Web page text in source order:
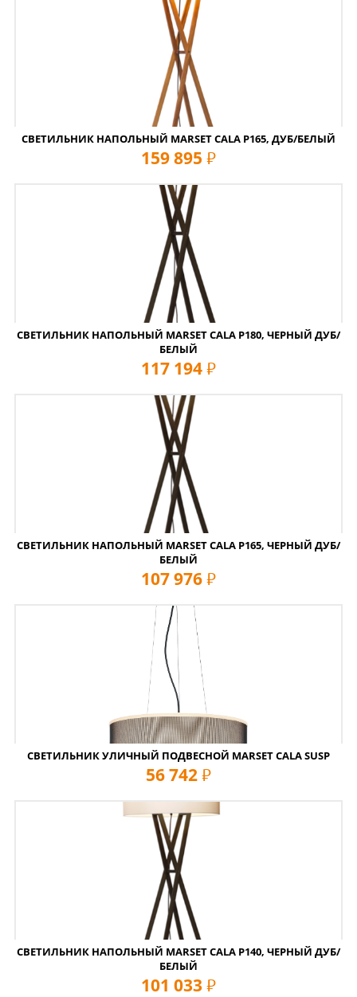
СВЕТИЛЬНИК НАПОЛЬНЫЙ MARSET CALA P165, ДУБ/БЕЛЫЙ
159 895 руб
СВЕТИЛЬНИК НАПОЛЬНЫЙ MARSET CALA P180, ЧЕРНЫЙ ДУБ/
БЕЛЫЙ
117 194 руб
СВЕТИЛЬНИК НАПОЛЬНЫЙ MARSET CALA P165, ЧЕРНЫЙ ДУБ/
БЕЛЫЙ
107 976 руб
СВЕТИЛЬНИК УЛИЧНЫЙ ПОДВЕСНОЙ MARSET CALA SUSP
56 742 руб
СВЕТИЛЬНИК НАПОЛЬНЫЙ MARSET CALA P140, ЧЕРНЫЙ ДУБ/
БЕЛЫЙ
101 033 руб